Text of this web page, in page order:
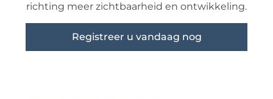
richting meer zichtbaarheid en ontwikkeling.
Registreer u vandaag nog